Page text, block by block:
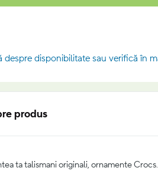
despre disponibilitate sau verifică în
produs
ta talismani originali, ornamente Crocs.